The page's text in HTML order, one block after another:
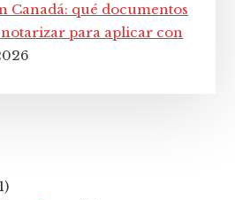
Canadá: qué documentos
para aplicar con